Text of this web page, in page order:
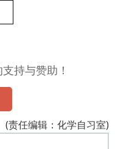
持与赞助！
(责任编辑：化学自习室)